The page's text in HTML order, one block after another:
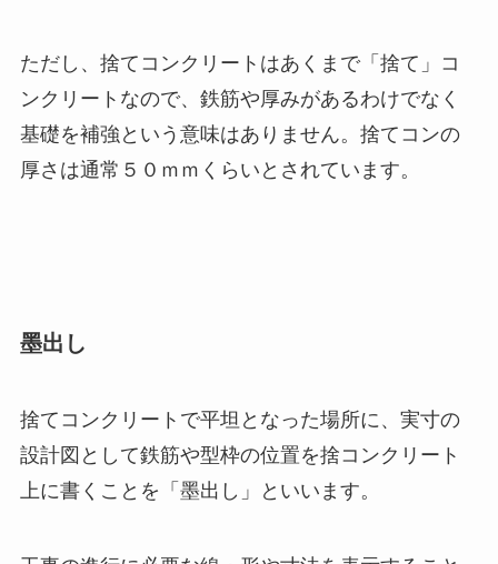
ただし、捨てコンクリートはあくまで「捨て」コ
ンクリートなので、鉄筋や厚みがあるわけでなく
基礎を補強という意味はありません。捨てコンの
厚さは通常５０ｍｍくらいとされています。
墨出し
捨てコンクリートで平坦となった場所に、実寸の
設計図として鉄筋や型枠の位置を捨コンクリート
上に書くことを「墨出し」といいます。